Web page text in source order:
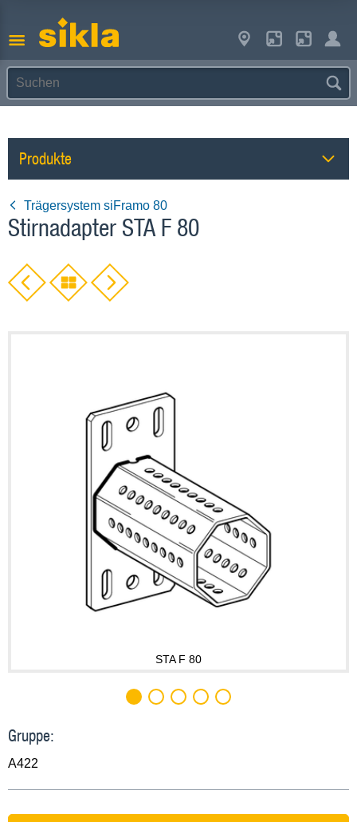
Produkte
Trägersystem siFramo 80
Stirnadapter STA F 80
STA F 80
Gruppe:
A422